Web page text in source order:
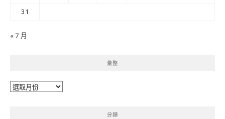
31
« 7 月
彙整
彙
分類